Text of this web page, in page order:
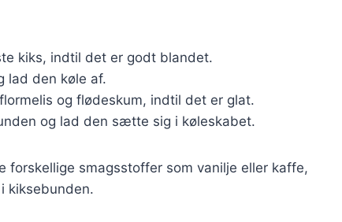
kiks, indtil det er godt blandet.
lad den køle af.
og flødeskum, indtil det er glat.
og lad den sætte sig i køleskabet.
forskellige smagsstoffer som vanilje eller kaffe,
kiksebunden.